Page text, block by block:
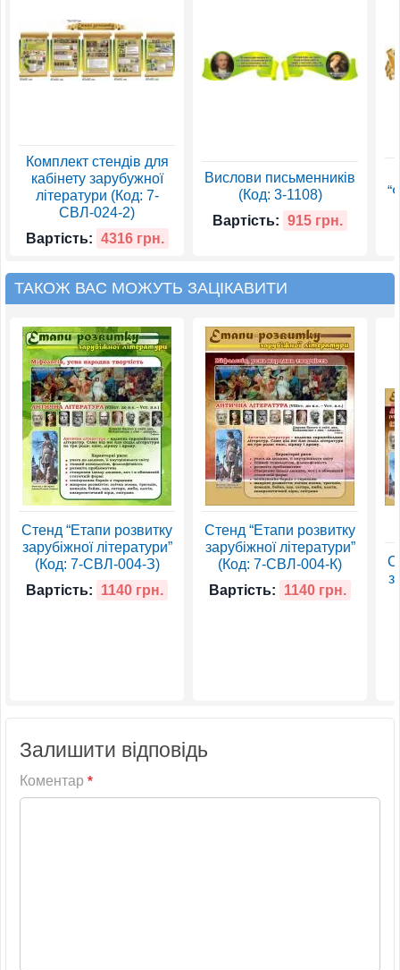
Комплект стендів для
кабінету зарубужної
літератури (Код: 7-
СВЛ-024-2)
Вартість: 4316 грн.
Вислови письменників
(Код: 3-1108)
Вартість: 915 грн.
ТАКОЖ ВАС МОЖУТЬ ЗАЦІКАВИТИ
Стенд “Етапи розвитку
зарубіжної літератури”
(Код: 7-СВЛ-004-З)
Вартість:
1140 грн.
Стенд “Етапи розвитку
зарубіжної літератури”
(Код: 7-СВЛ-004-К)
Вартість:
1140 грн.
Залишити відповідь
Коментар *